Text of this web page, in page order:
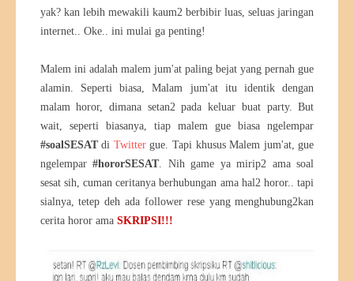
yak? kan lebih mewakili kaum2 berbibir luas, seluas jaringan
internet.. Oke.. ini mulai ga penting!
Malem ini adalah malem jum'at paling bejat yang pernah gue
alamin. Seperti biasa, Malam jum'at itu identik dengan
malam horor, dimana setan2 pada keluar buat party. But
wait, seperti biasanya, tiap malem gue biasa ngelempar
#soalSESATdi Twittergue. Tapi khusus Malem jum'at, gue
ngelempar#hororSESAT. Nih game ya mirip2 ama soal
sesat sih, cuman ceritanya berhubungan ama hal2 horor.. tapi
sialnya, tetep deh ada follower rese yang menghubung2kan
cerita horor ama SKRIPSI!!!